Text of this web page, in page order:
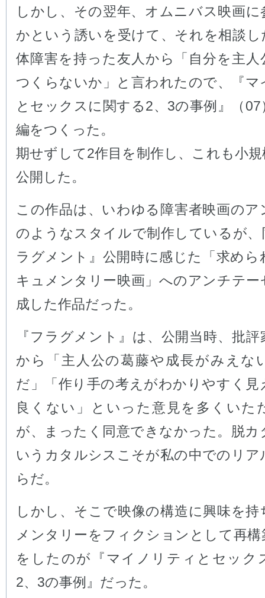
しかし、その翌年、オムニバス映画に
かという誘いを受けて、それを相談し
体障害を持った友人から「自分を主人
つくらないか」と言われたので、『マ
とセックスに関する2、3の事例』（
編をつくった。
期せずして2作目を制作し、これも小
公開した。
この作品は、いわゆる障害者映画のア
のようなスタイルで制作しているが、
ラグメント』公開時に感じた「求めら
キュメンタリー映画」へのアンチテー
成した作品だった。
『フラグメント』は、公開当時、批
から「主人公の葛藤や成長がみえな
だ」「作り手の考えがわかりやすく見
良くない」といった意見を多くいた
が、まったく同意できなかった。脱カ
いうカタルシスこそが私の中でのリア
らだ。
しかし、そこで映像の構造に興味を持
メンタリーをフィクションとして再構
をしたのが『マイノリティとセック
2、3の事例』だった。